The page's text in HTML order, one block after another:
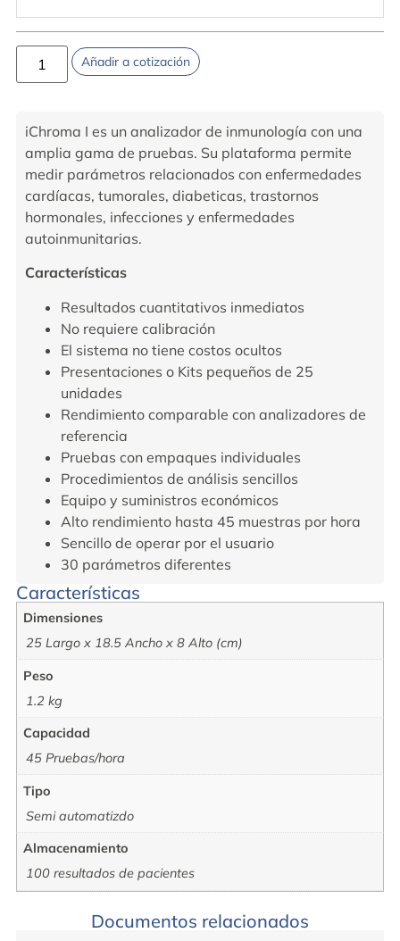
Añadir a cotización
iChroma I es un analizador de inmunología con una
amplia gama de pruebas. Su plataforma permite
medir parámetros relacionados con enfermedades
cardíacas, tumorales, diabeticas, trastornos
hormonales, infecciones y enfermedades
autoinmunitarias.
Características
Resultados cuantitativos inmediatos
No requiere calibración
El sistema no tiene costos ocultos
Presentaciones o Kits pequeños de 25
unidades
Rendimiento comparable con analizadores de
referencia
Pruebas con empaques individuales
Procedimientos de análisis sencillos
Equipo y suministros económicos
Alto rendimiento hasta 45 muestras por hora
Sencillo de operar por el usuario
30 parámetros diferentes
Características
Dimensiones
25 Largo x 18.5 Ancho x 8 Alto (cm)
Peso
1.2 kg
Capacidad
45 Pruebas/hora
Tipo
Semi automatizdo
Almacenamiento
100 resultados de pacientes
Documentos relacionados